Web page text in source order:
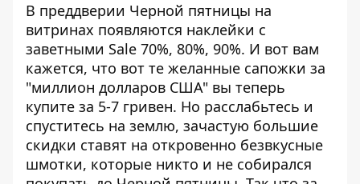
В преддверии Черной пятницы на
витринах появляются наклейки с
заветными Sale 70%, 80%, 90%. И вот вам
кажется, что вот те желанные сапожки за
"миллион долларов США" вы теперь
купите за 5-7 гривен. Но расслабьтесь и
спуститесь на землю, зачастую большие
скидки ставят на откровенно безвкусные
шмотки, которые никто и не собирался